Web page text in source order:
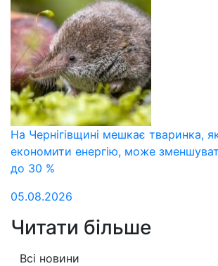
На Чернігівщині мешкає тваринка,
економити енергію, може
до 30 %
05.08.2026
Читати більше
Всі новини